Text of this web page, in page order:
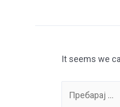
It seems we
for: